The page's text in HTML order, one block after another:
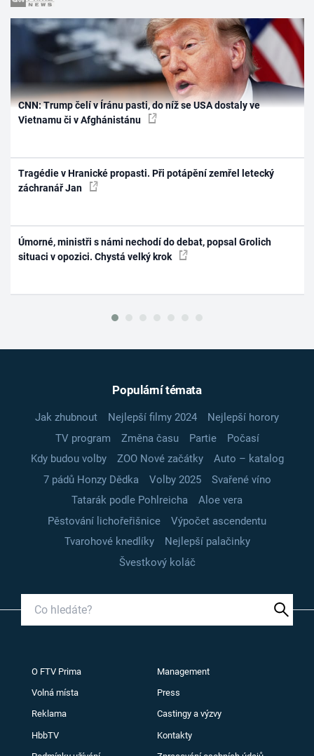
CNN: Trump čelí v Íránu pasti, do níž se USA dostaly ve
Vietnamu či v Afghánistánu
Tragédie v Hranické propasti. Při potápění zemřel letecký
záchranář Jan
Úmorné, ministři s námi nechodí do debat, popsal Grolich
situaci v opozici. Chystá velký krok
Populární témata
Jak zhubnout Nejlepší filmy 2024
Nejlepší horory
TV program
Změna času Partie
Počasí
Kdy budou volby
ZOO Nové začátky
Auto – katalog
7 pádů Honzy Dědka
Volby 2025
Svařené víno
Tatarák podle Pohlreicha
Aloe vera
Pěstování lichořeřišnice
Výpočet ascendentu
Tvarohové knedlíky
Nejlepší palačinky
Švestkový koláč
O FTV Prima Management
Volná místa Press
Reklama Castingy a výzvy
HbbTV Kontakty